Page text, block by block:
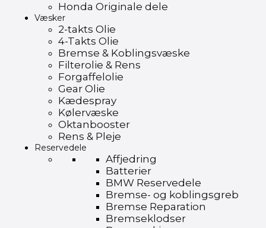
Honda Originale dele
Væsker
2-takts Olie
4-Takts Olie
Bremse & Koblingsvæske
Filterolie & Rens
Forgaffelolie
Gear Olie
Kædespray
Kølervæske
Oktanbooster
Rens & Pleje
Reservedele
Affjedring
Batterier
BMW Reservedele
Bremse- og koblingsgreb
Bremse Reparation
Bremseklodser